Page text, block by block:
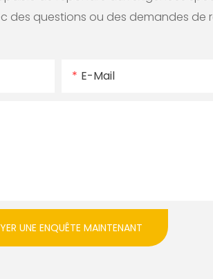
questions ou des demandes de
E-Mail
UNE ENQUÊTE MAINTENANT